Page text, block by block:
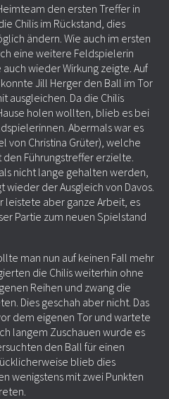
den ersten Treffer in
Chilis im Rückstand, dies
ändern. Wie auch im ersten
eine weitere Feldspielerin
wieder Wirkung zeigte. Auf
Jill Herger den Ball im Tor
ausgleichen. Da die Chilis
holen wollten, blieb es bei
Abermals war es
von Christina Grüter), welche
Führungstreffer erzielte.
nicht lange gehalten werden,
der Ausgleich von Davos.
leistete aber ganze Arbeit, es
Partie zum neuen Spielstand
man nun auf keinen Fall mehr
die Chilis weiterhin ohne
Reihen und zwang die
Dies geschah aber nicht. Das
dem eigenen Tor und wartete
langem Zuschauen wurde es
den Ball für einen
blieb dies
wenigstens mit zwei Punkten